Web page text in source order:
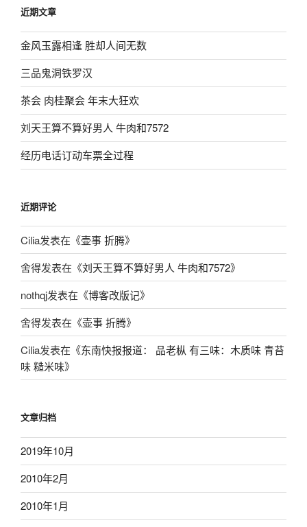
近期文章
金风玉露相逢 胜却人间无数
三品鬼洞铁罗汉
茶会 肉桂聚会 年末大狂欢
刘天王算不算好男人 牛肉和7572
经历电话订动车票全过程
近期评论
Cilia发表在《壶事 折腾》
舍得发表在《刘天王算不算好男人 牛肉和7572》
nothqj发表在《博客改版记》
舍得发表在《壶事 折腾》
Cilia发表在《东南快报报道： 品老枞 有三味：木质味 青苔
味 糙米味》
文章归档
2019年10月
2010年2月
2010年1月